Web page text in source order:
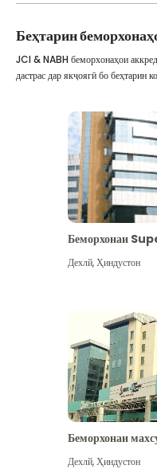
Беҳтарин
JCI & NABH беморхонаҳои
дастрас дар якҷоягӣ бо беҳтарин
Беморхонаи
Дехлй,Ҳиндустон
Беморхонаи
Дехлй,Ҳиндустон